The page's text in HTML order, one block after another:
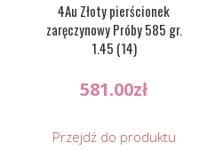
4Au Złoty pierścionek
zaręczynowy Próby 585 gr.
1.45 (14)
581.00zł
Przejdź do produktu